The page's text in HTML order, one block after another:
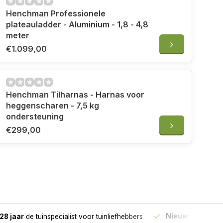
Henchman Professionele
plateauladder - Aluminium - 1,8 - 4,8
meter
€1.099,00
Henchman Tilharnas - Harnas voor
heggenscharen - 7,5 kg
ondersteuning
€299,00
28 jaar de tuinspecialist voor tuinliefhebbers Nieuw: